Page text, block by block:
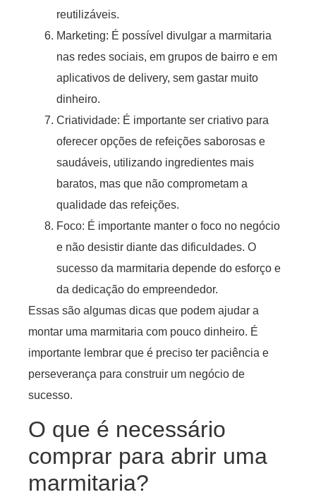
reutilizáveis.
Marketing: É possível divulgar a marmitaria
nas redes sociais, em grupos de bairro e em
aplicativos de delivery, sem gastar muito
dinheiro.
Criatividade: É importante ser criativo para
oferecer opções de refeições saborosas e
saudáveis, utilizando ingredientes mais
baratos, mas que não comprometam a
qualidade das refeições.
Foco: É importante manter o foco no negócio
e não desistir diante das dificuldades. O
sucesso da marmitaria depende do esforço e
da dedicação do empreendedor.
Essas são algumas dicas que podem ajudar a
montar uma marmitaria com pouco dinheiro. É
importante lembrar que é preciso ter paciência e
perseverança para construir um negócio de
sucesso.
O que é necessário
comprar para abrir uma
marmitaria?